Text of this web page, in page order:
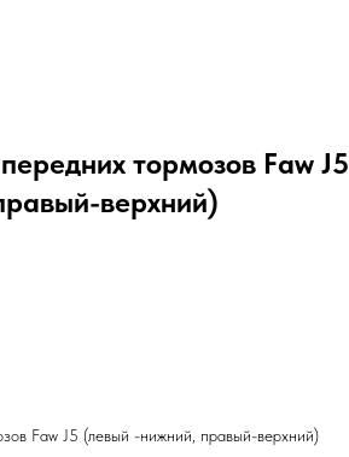
тормозов Faw J5
верхний)
Faw J5 (левый -нижний, правый-верхний)